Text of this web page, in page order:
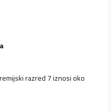
razred 7 iznosi oko